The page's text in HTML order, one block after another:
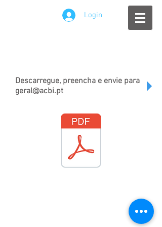
Login
Descarregue, preencha e envie para
geral@acbi.pt